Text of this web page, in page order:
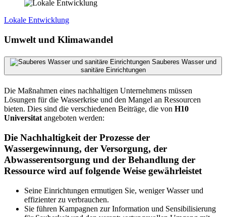
Lokale Entwicklung
Umwelt und Klimawandel
Sauberes Wasser und
sanitäre Einrichtungen
Die Maßnahmen eines nachhaltigen Unternehmens müssen
Lösungen für die Wasserkrise und den Mangel an Ressourcen
bieten. Dies sind die verschiedenen Beiträge, die von H10
Universitat angeboten werden:
Die Nachhaltigkeit der Prozesse der
Wassergewinnung, der Versorgung, der
Abwasserentsorgung und der Behandlung der
Ressource wird auf folgende Weise gewährleistet
Seine Einrichtungen ermutigen Sie, weniger Wasser und
effizienter zu verbrauchen.
Sie führen Kampagnen zur Information und Sensibilisierung